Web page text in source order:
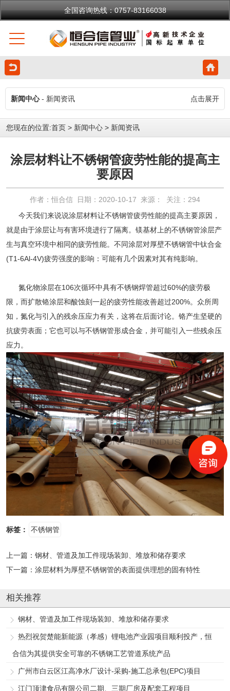
全国咨询热线：0757-83166038
新闻中心- 新闻资讯 点击展开
您现在的位置:首页 > 新闻中心 > 新闻资讯
涂层材料让不锈钢管疲劳性能的提高主
要原因
作者：恒合信 日期：2020-10-17 来源： 关注： 294
今天我们来说说涂层材料让不锈钢管疲劳性能的提高主要原因，
就是由于涂层让与有害环境进行了隔离。镁基材上的不锈钢管涂层产
生与真空环境中相同的疲劳性能。不同涂层对厚壁不锈钢管中钛合金
(T1-6Al-4V)疲劳强度的影响：可能有几个因素对其有纯影响。
氮化物涂层在106次循环中具有不锈钢焊管超过60%的疲劳极
限，而扩散铬涂层和酸蚀刻一起的疲劳性能改善超过200%。众所周
知，氮化与引入的残余压应力有关，这将在后面讨论。铬产生坚硬的
抗疲劳表面；它也可以与不锈钢管形成合金，并可能引入一些残余压
应力。
标签： 不锈钢管
上一篇： 钢材、管道及加工件现场装卸、堆放和储存要求
下一篇： 涂层材料为厚壁不锈钢管的表面提供理想的固有特性
相关推荐
钢材、管道及加工件现场装卸、堆放和储存要求
热烈祝贺楚能新能源（孝感）锂电池产业园项目顺利投产，恒
合信为其提供安全可靠的不锈钢工艺管道系统产品
广州市白云区江高净水厂设计-采购-施工总承包(EPC)项目
江门顶津食品有限公司二期、三期厂房及配套工程项目